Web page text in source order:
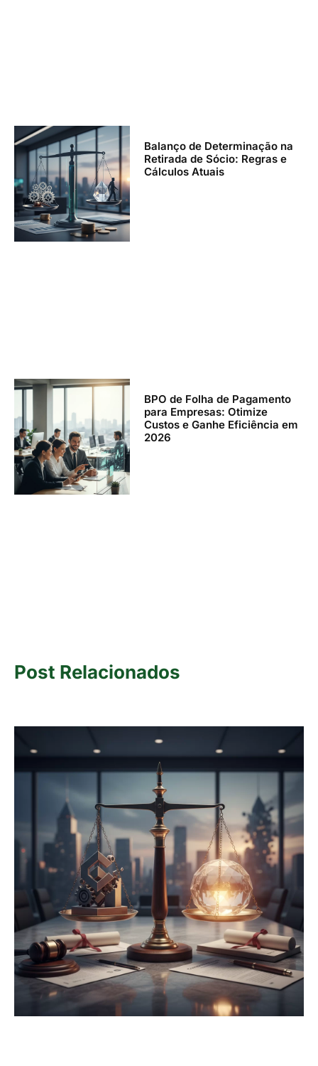
Balanço de Determinação na
Retirada de Sócio: Regras e
Cálculos Atuais
BPO de Folha de Pagamento
para Empresas: Otimize
Custos e Ganhe Eficiência em
2026
Post Relacionados